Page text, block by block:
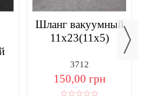
Шланг вакуумный
11х23(11х5)
3712
150,00 грн